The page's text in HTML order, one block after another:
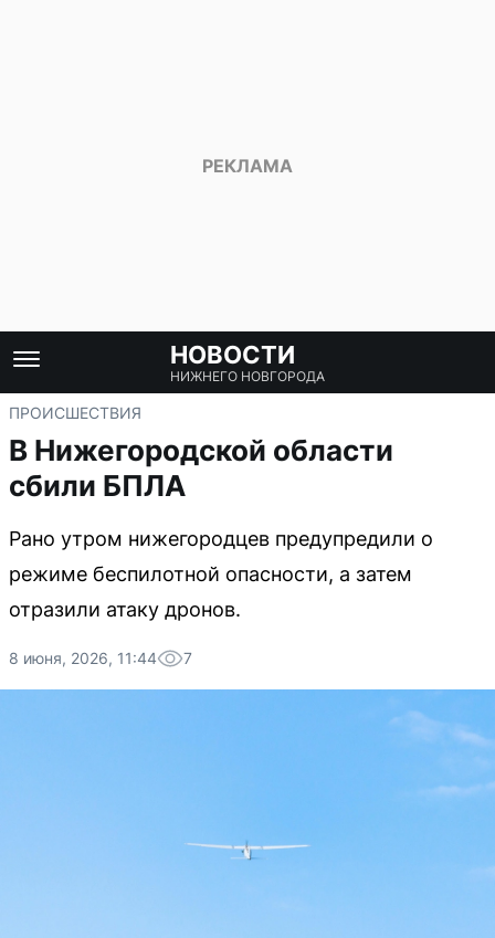
НОВОСТИ
НИЖНЕГО НОВГОРОДА
ПРОИСШЕСТВИЯ
В Нижегородской области
сбили БПЛА
Рано утром нижегородцев предупредили о
режиме беспилотной опасности, а затем
отразили атаку дронов.
8 июня, 2026, 11:44 7